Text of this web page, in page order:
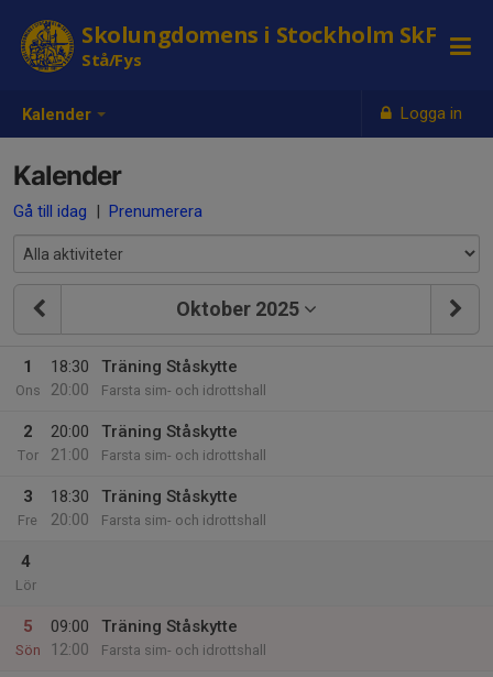
Kalender Logga in
Skolungdomens i Stockholm SkF
Stå/Fys
Kalender
Gå till idag | Prenumerera
Oktober 2025
1
Ons
18:30
20:00
Träning Ståskytte
Farsta sim- och idrottshall
2
Tor
20:00
21:00
Träning Ståskytte
Farsta sim- och idrottshall
3
Fre
18:30
20:00
Träning Ståskytte
Farsta sim- och idrottshall
4
Lör
5
Sön
09:00
12:00
Träning Ståskytte
Farsta sim- och idrottshall